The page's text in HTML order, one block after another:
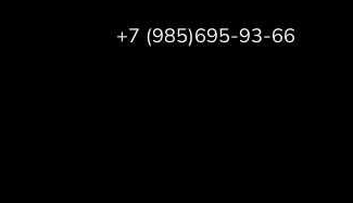
+7 (985)695-93-66